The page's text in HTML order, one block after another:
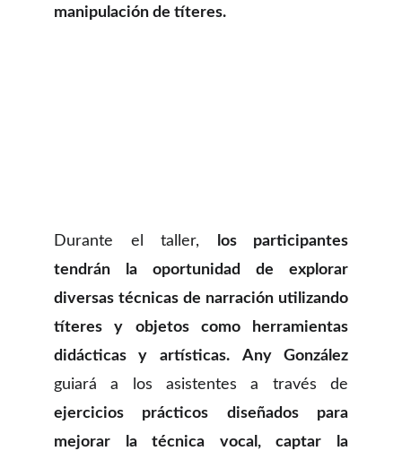
manipulación de títeres.
Durante el taller,
los participantes
tendrán la oportunidad de explorar
diversas técnicas de narración utilizando
títeres y objetos como herramientas
didácticas y artísticas.
Any González
guiará a los asistentes a través de
ejercicios prácticos diseñados para
mejorar la técnica vocal, captar la